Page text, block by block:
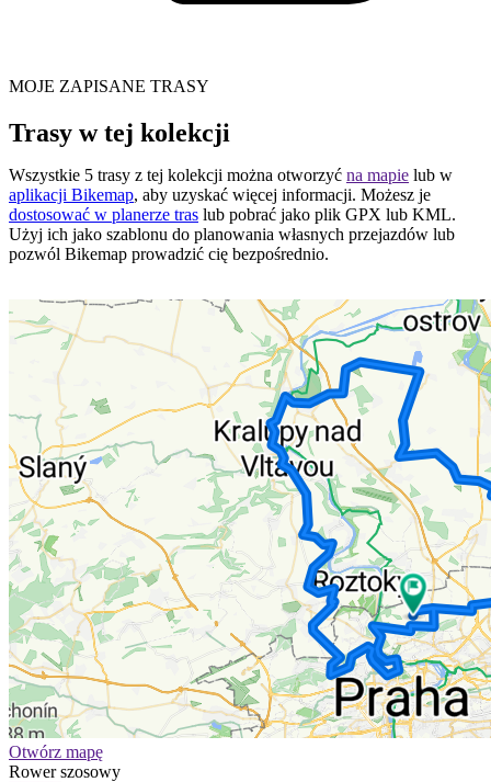
MOJE ZAPISANE TRASY
Trasy w tej kolekcji
Wszystkie 5 trasy z tej kolekcji można otworzyć na mapie lub w
aplikacji Bikemap, aby uzyskać więcej informacji. Możesz je
dostosować w planerze tras lub pobrać jako plik GPX lub KML.
Użyj ich jako szablonu do planowania własnych przejazdów lub
pozwól Bikemap prowadzić cię bezpośrednio.
Otwórz mapę
Rower szosowy